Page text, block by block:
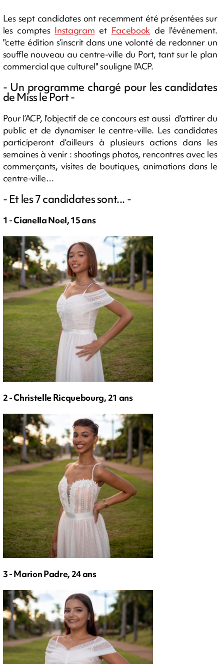
Les sept candidates ont recemment été présentées sur
les comptes Instagram et Facebook de l'événement.
"cette édition s’inscrit dans une volonté de redonner un
souffle nouveau au centre-ville du Port, tant sur le plan
commercial que culturel" souligne l'ACP.
- Un programme chargé pour les candidates
de Miss le Port -
Pour l’ACP, l'objectif de ce concours est aussi d'attirer du
public et de dynamiser le centre-ville. Les candidates
participeront d’ailleurs à plusieurs actions dans les
semaines à venir : shootings photos, rencontres avec les
commerçants, visites de boutiques, animations dans le
centre-ville…
- Et les 7 candidates sont... -
1 - Cianella Noel, 15 ans
2 - Christelle Ricquebourg, 21 ans
3 - Marion Padre, 24 ans